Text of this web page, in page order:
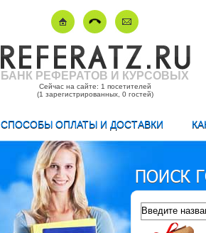
БАНК РЕФЕРАТОВ И КУРСОВЫХ
Сейчас на сайте: 1 посетителей
(1 зарегистрированных, 0 гостей)
СПОСОБЫ ОПЛАТЫ И ДОСТАВКИ